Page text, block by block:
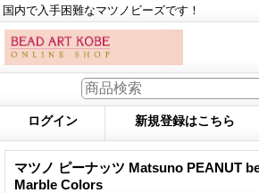
国内で入手困難なマツノビーズです！
ログイン 新規登録はこちら
マツノ ピーナッツ Matsuno PEANUT
Marble Colors